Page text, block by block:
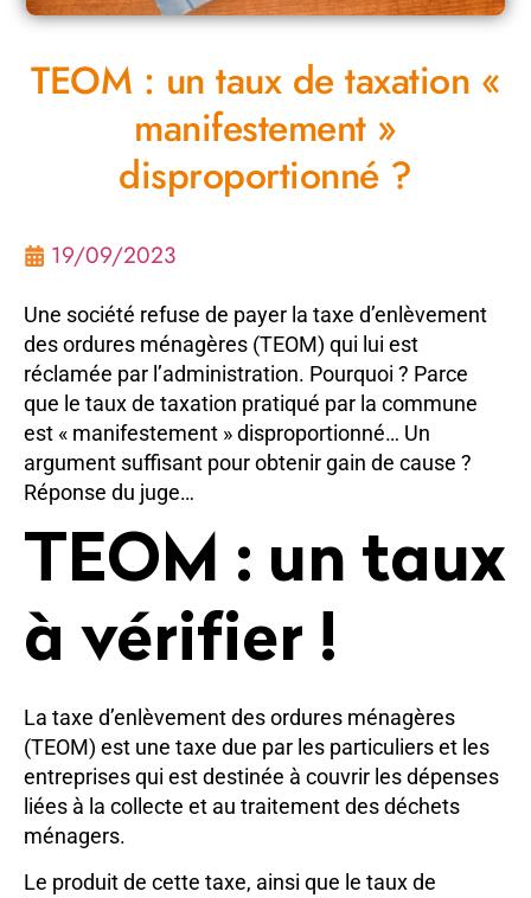
TEOM : un taux de taxation «
manifestement »
disproportionné ?
19/09/2023
Une société refuse de payer la taxe d’enlèvement
des ordures ménagères (TEOM) qui lui est
réclamée par l’administration. Pourquoi ? Parce
que le taux de taxation pratiqué par la commune
est « manifestement » disproportionné… Un
argument suffisant pour obtenir gain de cause ?
Réponse du juge…
TEOM : un taux
à vérifier !
La taxe d’enlèvement des ordures ménagères
(TEOM) est une taxe due par les particuliers et les
entreprises qui est destinée à couvrir les dépenses
liées à la collecte et au traitement des déchets
ménagers.
Le produit de cette taxe, ainsi que le taux de